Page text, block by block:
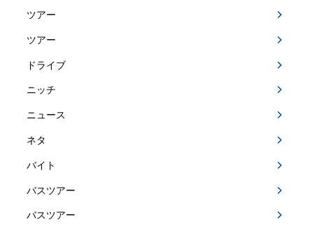
ツアー
ツアー
ドライブ
ニッチ
ニュース
ネタ
バイト
バスツアー
バスツアー